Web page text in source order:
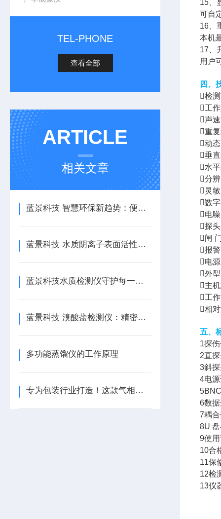
TEL-PHONE
查看全部
ARTICLE
相关文章
蓝景科技 智慧环保新趋势：便携式多参数水质检测仪融入数字生态体系
蓝景科技 水质阴离子表面活性剂检测仪：工业与实验室水质检测的理想选择
蓝景科技水质检测仪守护每一滴纯净
蓝景科技 溴酸盐检测仪：精密检测与数据分析的结合
多功能蒸馏仪的工作原理
专为包装行业打造！这款气相色谱仪如何助力企业合规生产？
15、
可自
16、
本机
17、
用户
四、
检
工
声
重
动
垂
水
分
灵
数
电
探
闸
报
电
外
主
工
相
五、
1探
2
3
4电
6数
7
8U
9使
10
11
12
13